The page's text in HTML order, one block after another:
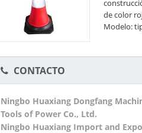
de color
Modelo:
CONTACTO
Ningbo Huaxiang Dongfang
Tools of Power Co., Ltd.
Ningbo Huaxiang Import and